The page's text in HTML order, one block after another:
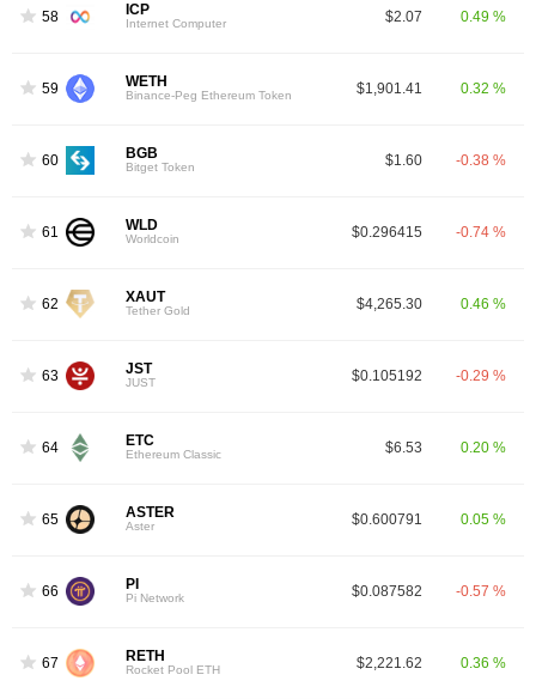
58 ICP
Internet Computer $2.07 0.49 %
59 WETH
Binance-Peg Ethereum Token $1,901.41 0.32 %
60 BGB
Bitget Token $1.60 -0.38 %
61 WLD
Worldcoin $0.296415 -0.74 %
62 XAUT
Tether Gold $4,265.30 0.46 %
63 JST
JUST $0.105192 -0.29 %
64 ETC
Ethereum Classic $6.53 0.20 %
65 ASTER
Aster $0.600791 0.05 %
66 PI
Pi Network $0.087582 -0.57 %
67 RETH
Rocket Pool ETH $2,221.62 0.36 %